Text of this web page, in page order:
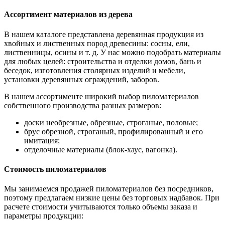
Ассортимент материалов из дерева
В нашем каталоге представлена деревянная продукция из
хвойных и лиственных пород древесины: сосны, ели,
лиственницы, осины и т. д. У нас можно подобрать материалы
для любых целей: строительства и отделки домов, бань и
беседок, изготовления столярных изделий и мебели,
установки деревянных ограждений, заборов.
В нашем ассортименте широкий выбор пиломатериалов
собственного производства разных размеров:
доски необрезные, обрезные, строганые, половые;
брус обрезной, строганый, профилированный и его
имитация;
отделочные материалы (блок-хаус, вагонка).
Стоимость пиломатериалов
Мы занимаемся продажей пиломатериалов без посредников,
поэтому предлагаем низкие цены без торговых надбавок. При
расчете стоимости учитываются только объемы заказа и
параметры продукции: